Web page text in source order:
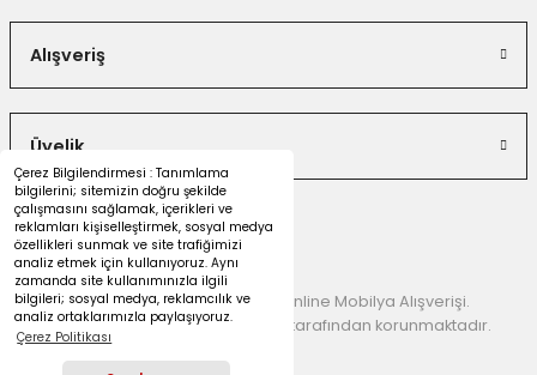
Çerez Bilgilendirmesi : Tanımlama
bilgilerini; sitemizin doğru şekilde
çalışmasını sağlamak, içerikleri ve
reklamları kişiselleştirmek, sosyal medya
özellikleri sunmak ve site trafiğimizi
analiz etmek için kullanıyoruz. Aynı
zamanda site kullanımınızla ilgili
bilgileri; sosyal medya, reklamcılık ve
analiz ortaklarımızla paylaşıyoruz.
Çerez Politikası
Alışveriş
Üyelik
© 2026 Dekorister Mobilya | Online Mobilya Alışverişi.
Kredi kartı bilgileriniz 256 Bit SSL tarafından korunmaktadır.